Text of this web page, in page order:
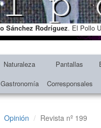
Sánchez Rodríguez. El Pollo
Naturaleza Pantallas
Gastronomía Corresponsales
Opinión Revista nº 199